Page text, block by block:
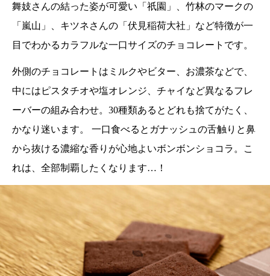
舞妓さんの結った姿が可愛い「祇園」、竹林のマークの
「嵐山」、キツネさんの「伏見稲荷大社」など特徴が一
目でわかるカラフルな一口サイズのチョコレートです。
外側のチョコレートはミルクやビター、お濃茶などで、
中にはピスタチオや塩オレンジ、チャイなど異なるフレ
ーバーの組み合わせ。30種類あるとどれも捨てがたく、
かなり迷います。 一口食べるとガナッシュの舌触りと鼻
から抜ける濃縮な香りが心地よいボンボンショコラ。こ
れは、全部制覇したくなります…！